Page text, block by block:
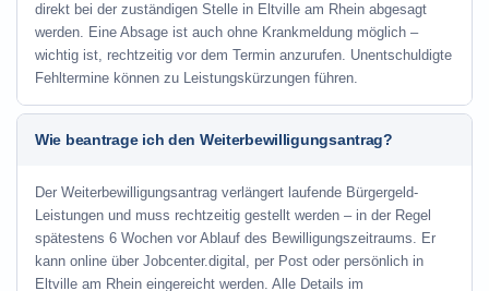
direkt bei der zuständigen Stelle in Eltville am Rhein abgesagt
werden. Eine Absage ist auch ohne Krankmeldung möglich –
wichtig ist, rechtzeitig vor dem Termin anzurufen. Unentschuldigte
Fehltermine können zu Leistungskürzungen führen.
Wie beantrage ich den Weiterbewilligungsantrag?
Der Weiterbewilligungsantrag verlängert laufende Bürgergeld-
Leistungen und muss rechtzeitig gestellt werden – in der Regel
spätestens 6 Wochen vor Ablauf des Bewilligungszeitraums. Er
kann online über Jobcenter.digital, per Post oder persönlich in
Eltville am Rhein eingereicht werden. Alle Details im